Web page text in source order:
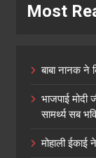
Most
बाबा नानक ने
भाजपाई मोदी
सामर्थ्य सब
मोहाली ईकाई